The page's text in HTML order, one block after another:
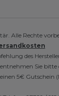
Alle Rechte
des
Sie bitte
5€